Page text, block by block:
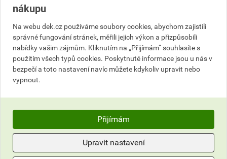
Fasádní profil AU-MEX
Raute Modřín slezský
24×68×4 000 mm
278,98Kč
1 394
cena za bal. s DPH
Můžete mít 31.08. v prodejně
Fasádní profil AU-MEX
Raute Thermo borovice
26×68×3 900 mm
1 578
Skladem u dodavatele
Můžete mít 31.08. v prodejně
nákupu
Na webu dek.cz používáme soubory cookies, abychom zajistili
správné fungování stránek, měřili jejich výkon a přizpůsobili
nabídky vašim zájmům. Kliknutím na „Přijímám“ souhlasíte s
použitím všech typů cookies. Poskytnuté informace jsou u nás v
bezpečí a toto nastavení navíc můžete kdykoliv upravit nebo
vypnout.
Přijímám
Upravit nastavení